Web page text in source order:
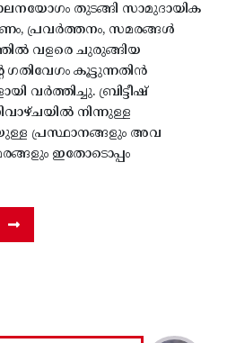
തുടങ്ങി സാമുദായിക
പ്രവർത്തനം, സമരങ്ങൾ
വളരെ ചുരുങ്ങിയ
ഗതിവേഗം കൂട്ടുന്നതിൻ
വർത്തിച്ചു. ബ്രിട്ടീഷ്
നിന്നുള്ള
പ്രസ്ഥാനങ്ങളും അവ
ഇതോടൊപ്പം